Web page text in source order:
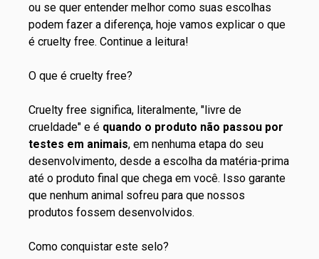
ou se quer entender melhor como suas escolhas
podem fazer a diferença, hoje vamos explicar o que
é cruelty free. Continue a leitura!
O que é cruelty free?
Cruelty free significa, literalmente, "livre de
crueldade" e é quando o produto não passou por
testes em animais, em nenhuma etapa do seu
desenvolvimento, desde a escolha da matéria-prima
até o produto final que chega em você. Isso garante
que nenhum animal sofreu para que nossos
produtos fossem desenvolvidos.
Como conquistar este selo?